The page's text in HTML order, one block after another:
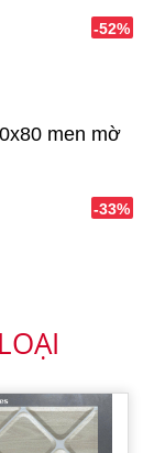
-52%
men mờ
-33%